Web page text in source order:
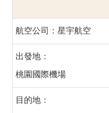
星宇航空
桃園國際機場